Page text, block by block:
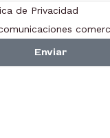
de Privacidad
Enviar